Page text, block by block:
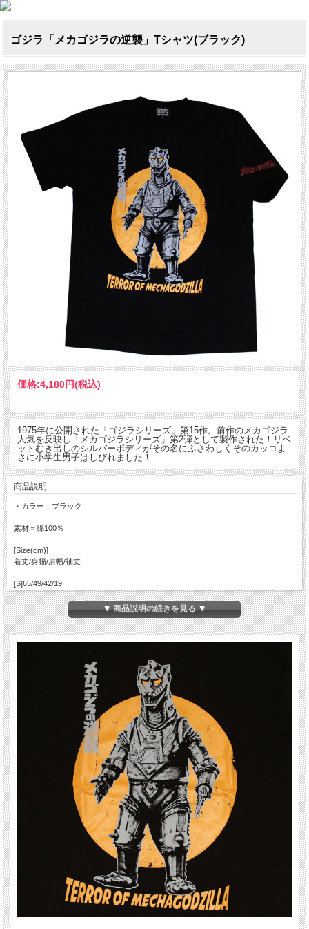
ゴジラ「メカゴジラの逆襲」Tシャツ(ブラック)
価格:4,180円(税込)
1975年に公開された「ゴジラシリーズ」第15作。前作のメカゴジラ
人気を反映し「メカゴジラシリーズ」第2弾として製作された！リベ
ットむき出しのシルバーボディがその名にふさわしくそのカッコよ
さに小学生男子はしびれました！
商品説明
・カラー：ブラック
素材＝綿100％
[Size(cm)]
着丈/身幅/肩幅/袖丈
[S]65/49/42/19
[M]69/52/46/20
[L]73/55/50/22
[XL]77/58/54/24
▼ 商品説明の続きを見る ▼